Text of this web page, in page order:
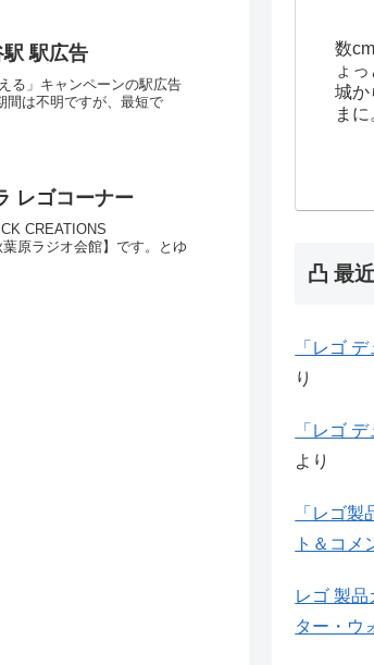
駅広告
る」キャンペーンの駅広告
間は不明ですが、最短で
レゴコーナー
CREATIONS
原ラジオ会館】です。とゆ
数
ょ
城か
ま
凸 最
「レゴ
り
「レゴ
より
「レゴ
ト＆コメ
レゴ 製
ター・ウ